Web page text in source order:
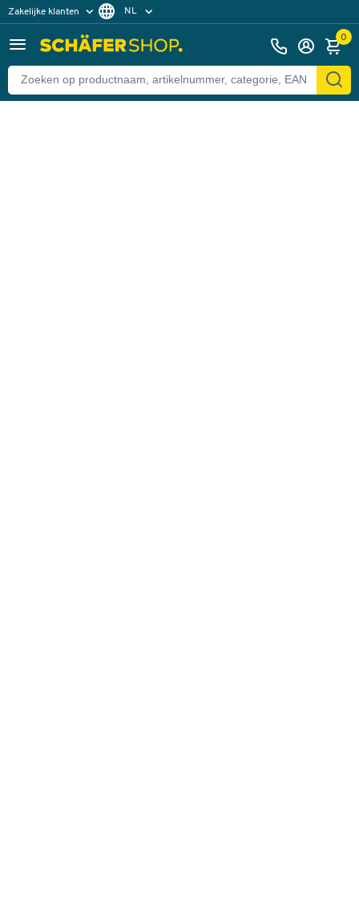
Zakelijke klanten
Particuliere klanten
NL
0
Terug